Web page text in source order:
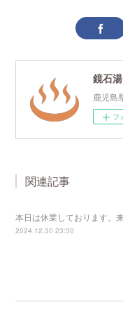
鹿児島
フ
関連記事
本日は休業しております。
2024.12.30 23:30